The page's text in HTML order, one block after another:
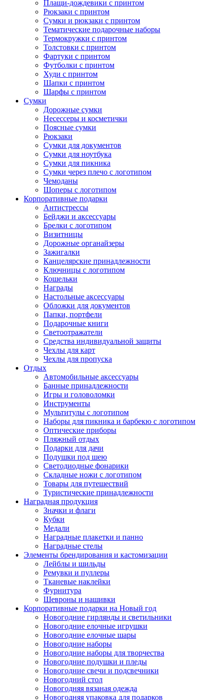
Плащи-дождевики с принтом
Рюкзаки с принтом
Сумки и рюкзаки с принтом
Тематические подарочные наборы
Термокружки с принтом
Толстовки с принтом
Фартуки с принтом
Футболки с принтом
Худи с принтом
Шапки с принтом
Шарфы с принтом
Сумки
Дорожные сумки
Несессеры и косметички
Поясные сумки
Рюкзаки
Сумки для документов
Сумки для ноутбука
Сумки для пикника
Сумки через плечо с логотипом
Чемоданы
Шоперы с логотипом
Корпоративные подарки
Антистрессы
Бейджи и аксессуары
Брелки с логотипом
Визитницы
Дорожные органайзеры
Зажигалки
Канцелярские принадлежности
Ключницы с логотипом
Кошельки
Награды
Настольные аксессуары
Обложки для документов
Папки, портфели
Подарочные книги
Светоотражатели
Средства индивидуальной защиты
Чехлы для карт
Чехлы для пропуска
Отдых
Автомобильные аксессуары
Банные принадлежности
Игры и головоломки
Инструменты
Мультитулы с логотипом
Наборы для пикника и барбекю с логотипом
Оптические приборы
Пляжный отдых
Подарки для дачи
Подушки под шею
Светодиодные фонарики
Складные ножи с логотипом
Товары для путешествий
Туристические принадлежности
Наградная продукция
Значки и флаги
Кубки
Медали
Наградные плакетки и панно
Наградные стелы
Элементы брендирования и кастомизации
Лейблы и шильды
Ремувки и пуллеры
Тканевые наклейки
Фурнитура
Шевроны и нашивки
Корпоративные подарки на Новый год
Новогодние гирлянды и светильники
Новогодние елочные игрушки
Новогодние елочные шары
Новогодние наборы
Новогодние наборы для творчества
Новогодние подушки и пледы
Новогодние свечи и подсвечники
Новогодний стол
Новогодняя вязаная одежда
Новогодняя упаковка для подарков